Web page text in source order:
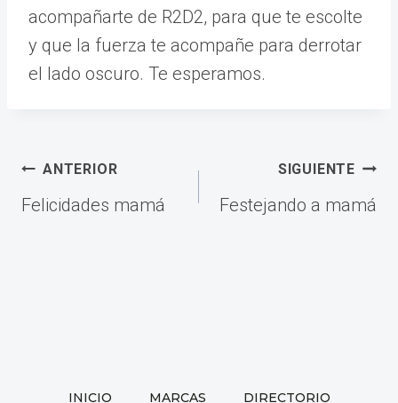
acompañarte de R2D2, para que te escolte
y que la fuerza te acompañe para derrotar
el lado oscuro. Te esperamos.
Navegación
de
ANTERIOR
Felicidades mamá
SIGUIENTE
Festejando a mamá
INICIO MARCAS DIRECTORIO